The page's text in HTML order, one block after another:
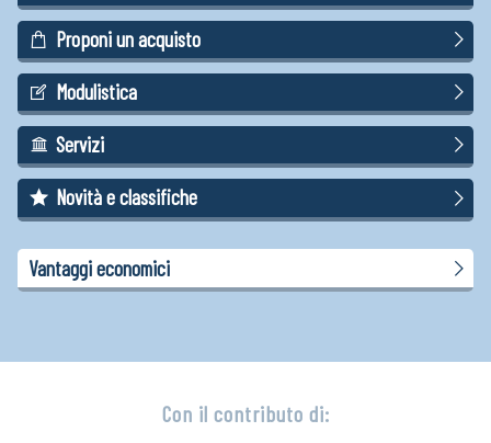
Proponi un acquisto
Modulistica
Servizi
Novità e classifiche
Vantaggi economici
Con il contributo di: